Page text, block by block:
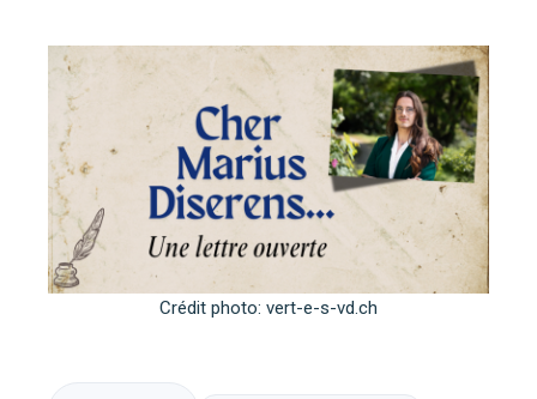
Crédit photo: vert-e-s-vd.ch